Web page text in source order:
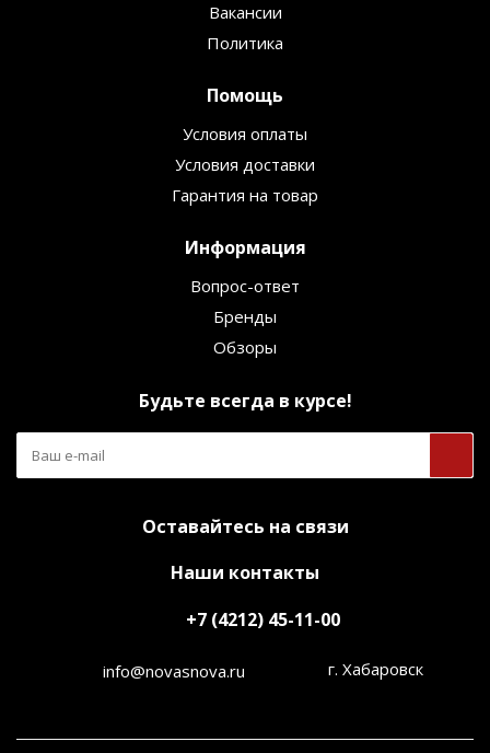
Вакансии
Политика
Помощь
Условия оплаты
Условия доставки
Гарантия на товар
Информация
Вопрос-ответ
Бренды
Обзоры
Будьте всегда в курсе!
Оставайтесь на связи
Наши контакты
+7 (4212) 45-11-00
info@novasnova.ru г. Хабаровск